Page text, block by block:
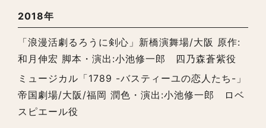
2018年
「浪漫活劇るろうに剣心」新橋演舞場/大阪 原作:
和月伸宏 脚本・演出:小池修一郎 四乃森蒼紫役
ミュージカル「1789 -バスティーユの恋人たち-」
帝国劇場/大阪/福岡 潤色・演出:小池修一郎 ロベ
スピエール役